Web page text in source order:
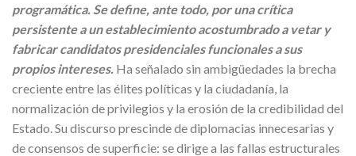
programática. Se define, ante todo, por una crítica
persistente a un establecimiento acostumbrado a vetar y
fabricar candidatos presidenciales funcionales a sus
propios intereses. Ha señalado sin ambigüedades la brecha
creciente entre las élites políticas y la ciudadanía, la
normalización de privilegios y la erosión de la credibilidad del
Estado. Su discurso prescinde de diplomacias innecesarias y
de consensos de superficie: se dirige a las fallas estructurales